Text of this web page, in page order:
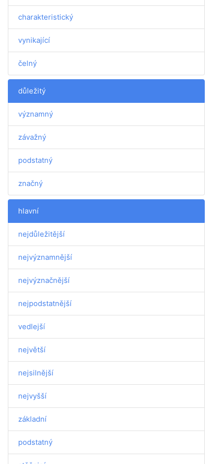
charakteristický
vynikající
čelný
důležitý
významný
závažný
podstatný
značný
hlavní
nejdůležitější
nejvýznamnější
nejvýznačnější
nejpodstatnější
vedlejší
největší
nejsilnější
nejvyšší
základní
podstatný